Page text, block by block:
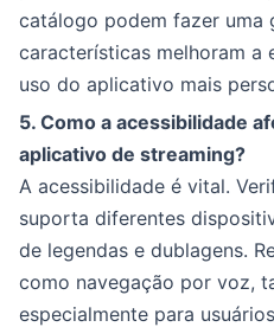
catálogo podem fazer uma
características melhoram a
uso do aplicativo mais
5. Como a acessibilidade
aplicativo de streaming?
A acessibilidade é vital.
suporta diferentes
de legendas e dublagens.
como navegação por voz,
especialmente para